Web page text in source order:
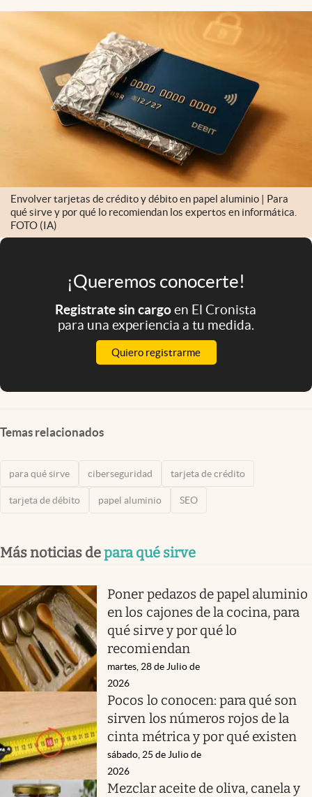
Eventos Corporativos
El Cronista Studio
abre en nueva pestaña
Envolver tarjetas de crédito y débito en papel aluminio | Para
qué sirve y por qué lo recomiendan los expertos en informática.
FOTO (IA)
¡Queremos conocerte!
Registrate sin cargoen El Cronista
para una experiencia a tu medida.
Quiero registrarme
Temas relacionados
para qué sirve ciberseguridad tarjeta de crédito
tarjeta de débito papel aluminio SEO
Más noticias depara qué sirve
Poner pedazos de papel aluminio
en los cajones de la cocina, para
qué sirve y por qué lo
recomiendan
martes, 28 de Julio de
2026
Pocos lo conocen: para qué son
sirven los números rojos de la
cinta métrica y por qué existen
sábado, 25 de Julio de
2026
Mezclar aceite de oliva, canela y